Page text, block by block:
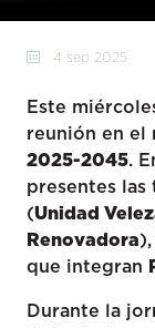
4 sep 2025
Este
reunión en el
2025-2045.
presentes las
(Unidad
Renovadora
que integran
Durante la